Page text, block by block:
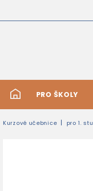
# PRO ŠKOLY
Kurzové učebnice pro 1.